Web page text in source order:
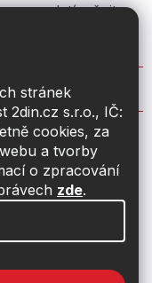
stránek
2din.cz s.r.o., IČ:
cookies, za
a tvorby
o zpracování
zde.
se vyplatí měnit u